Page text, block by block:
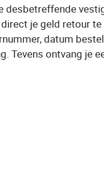
desbetreffende
je geld retour
datum
Tevens ontvang je